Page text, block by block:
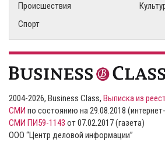
Происшествия
Спорт
2004-2026, Business Class, Выписка из
СМИ по состоянию на 29.08.2018
СМИ ПИ59-1143 от 07.02.2017 (газета)
ООО “Центр деловой информации”